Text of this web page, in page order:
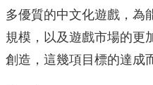
多優質的中文化遊戲，為
規模，以及遊戲市場的更
創造，這幾項目標的達成